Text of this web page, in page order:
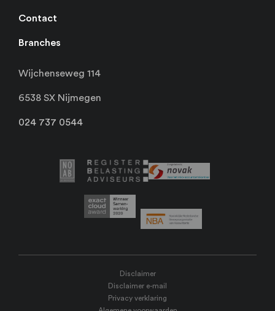
Contact
Branches
Wijchenseweg 114
6538 SX Nijmegen
024 737 0544
Disclaimer
Disclaimer e-mail
Privacy verklaring